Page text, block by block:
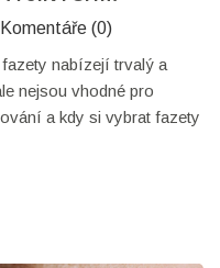
(0)
nabízejí trvalý a
nejsou vhodné pro
a kdy si vybrat fazety